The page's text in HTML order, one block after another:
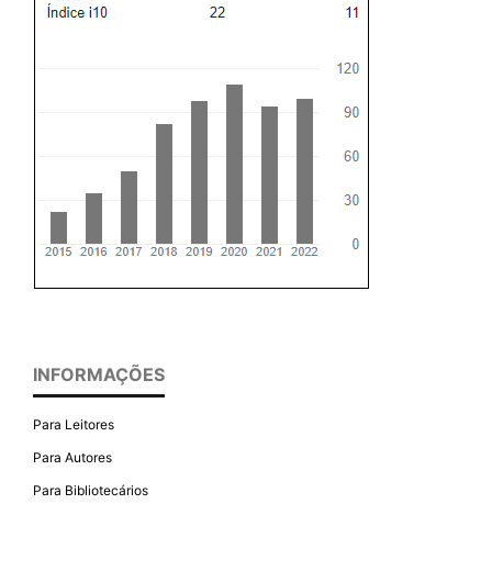
INFORMAÇÕES
Para Leitores
Para Autores
Para Bibliotecários